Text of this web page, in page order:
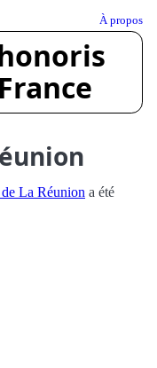
À propos
La Réunion a été